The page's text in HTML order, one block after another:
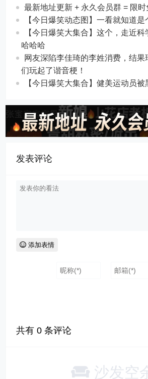
最新地址更新 + 永久会员群 = 限
【今日爆笑动态图】一看就知道是
【今日爆笑大集合】这个，走近科
哈哈哈
网友深陷李佳琦的李姓消费，结果
们玩起了谐音梗！
【今日爆笑大集合】​健美运动员
发表评论
添加表情
共有0 条评论
沙发空